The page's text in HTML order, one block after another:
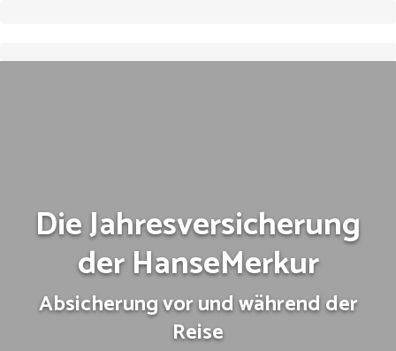
Die Jahresversicherung
der HanseMerkur
Absicherung vor und während der
Reise